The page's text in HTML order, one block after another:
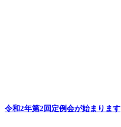
令和2年第2回定例会が始まります